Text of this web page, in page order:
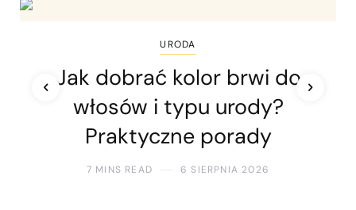
URODA
Jak dobrać kolor brwi do
włosów i typu urody?
Praktyczne porady
7 MINS READ 6 SIERPNIA 2026